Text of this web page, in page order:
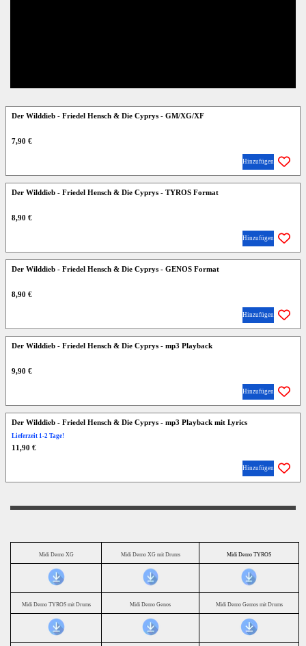
Der Wilddieb - Friedel Hensch & Die Cyprys - GM/XG/XF
7,90 €
Hinzufügen
Der Wilddieb - Friedel Hensch & Die Cyprys - TYROS Format
8,90 €
Hinzufügen
Der Wilddieb - Friedel Hensch & Die Cyprys - GENOS Format
8,90 €
Hinzufügen
Der Wilddieb - Friedel Hensch & Die Cyprys - mp3 Playback
9,90 €
Hinzufügen
Der Wilddieb - Friedel Hensch & Die Cyprys - mp3 Playback mit Lyrics
Lieferzeit 1-2 Tage!
11,90 €
Hinzufügen
Midi Demo XG Midi Demo XG mit Drums Midi Demo TYROS
Midi Demo TYROS mit Drums Midi Demo Genos Midi Demo Gemos mit Drums